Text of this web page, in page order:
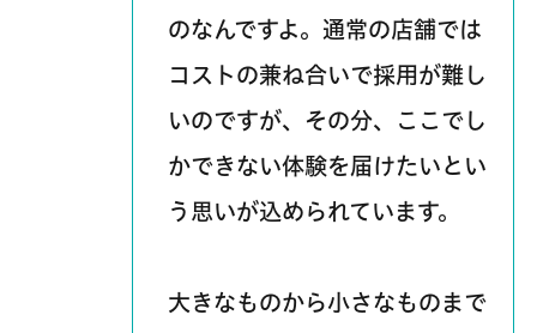
のなんですよ。通常の店舗では
コストの兼ね合いで採用が難し
いのですが、その分、ここでし
かできない体験を届けたいとい
う思いが込められています。
大きなものから小さなものまで